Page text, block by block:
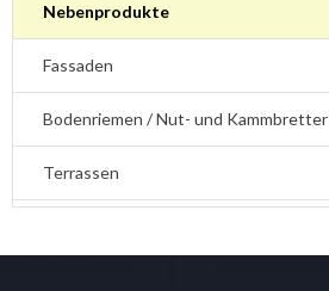
Nebenprodukte
Fassaden
Bodenriemen / Nut- und Kammbretter
Terrassen